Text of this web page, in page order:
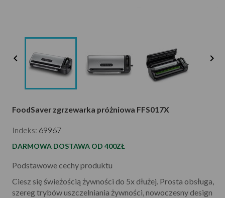
 
FoodSaver zgrzewarka próżniowa FFS017X
Indeks: 69967
DARMOWA DOSTAWA OD 400ZŁ
Podstawowe cechy produktu
Ciesz się świeżością żywności do 5x dłużej. Prosta obsługa,
szereg trybów uszczelniania żywności, nowoczesny design